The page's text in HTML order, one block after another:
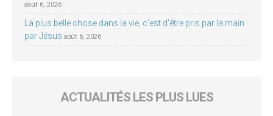
août 6, 2026
La plus belle chose dans la vie, c’est d’être pris par la main
par Jésus août 6, 2026
ACTUALITÉS LES PLUS LUES